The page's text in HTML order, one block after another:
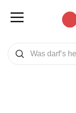
Was wollen Sie suchen
Suchen